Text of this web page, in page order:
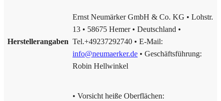
Herstellerangaben
Ernst Neumärker GmbH & Co. KG • Lohstr.
13 • 58675 Hemer • Deutschland •
Tel.+49237292740 • E-Mail:
info@neumaerker.de • Geschäftsführung:
Robin Hellwinkel
• Vorsicht heiße Oberflächen: